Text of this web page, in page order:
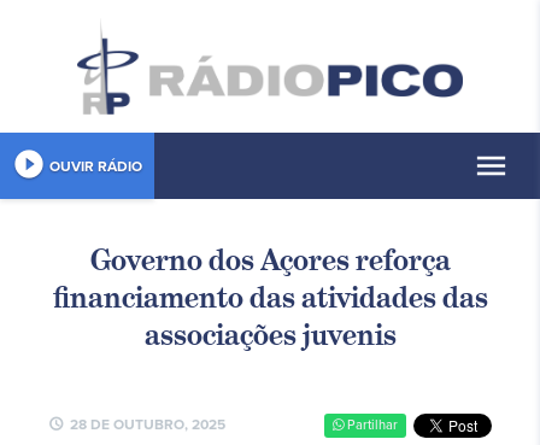
play_circle_filled OUVIR RÁDIO menu
Governo dos Açores reforça
financiamento das atividades das
associações juvenis
schedule 28 DE OUTUBRO, 2025 Partilhar